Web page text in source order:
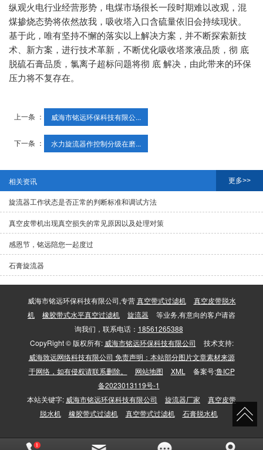
纵观火电行业经营形势，电煤市场很长一段时期难以改观，混
煤掺烧态势将依然故我，吸收塔入口含硫量依旧会持续现状。
基于此，唯有坚持不懈的落实以上解决方案，并不断探索新技
术、 新方案，进行技术革新，不断优化吸收塔浆液品质，彻 底
脱硫石膏品质，氯离子超标问题将彻 底 解决，由此带来的环保
压力将不复存在。
上一条 ： 威海市铭远环保科技有限公...
下一条 ： 水力旋流器作控制分级在磨...
相关资讯 更多>>
旋流器工作状态是否正常的判断标准和调试方法
真空皮带机出现真空损失的常见原因以及处理对策
感恩节，铭远陪您一起度过
石膏旋流器
威海市铭远环保科技有限公司,专营真空带式过滤机
真空皮带脱水
机
橡胶带式水平真空过滤机 旋流器
等业务,有意向的客户请咨
询我们，联系电话： 18561265388
CopyRight © 版权所有: 威海市铭远环保科技有限公司
技术支持:
威海致远网络科技有限公司 免责声明：本站部分图片文章素材来源
于网络，如有侵权请联系删除。
网站地图 XML 备案号:鲁ICP
备2023013119号-1
本站关键字: 威海市铭远环保科技有限公司 旋流器厂家
真空皮带
脱水机
橡胶带式过滤机 真空带式过滤机 石膏脱水机